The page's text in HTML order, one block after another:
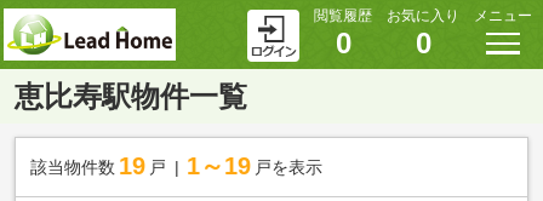
閲覧履歴
0
お気に入り
0
メニュー
恵比寿駅物件一覧
該当物件数 19 戸 1～19 戸を表示